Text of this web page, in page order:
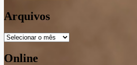
Arquivos
Arquivos
Online